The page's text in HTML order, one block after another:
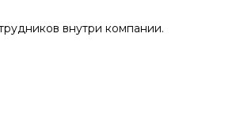
внутри компании.